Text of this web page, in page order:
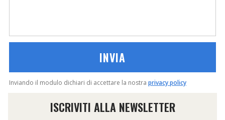
Inviando il modulo dichiari di accettare la nostra privacy policy
ISCRIVITI ALLA NEWSLETTER